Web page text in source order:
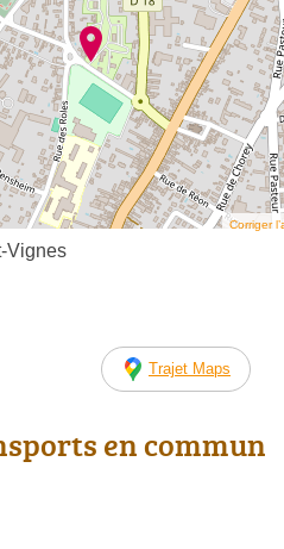
Corriger
Vignes
Trajet Maps
en commun